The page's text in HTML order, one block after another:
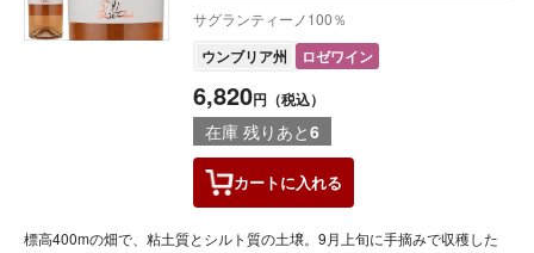
サグランティーノ100％
ウンブリア州 ロゼワイン
6,820円（税込）
在庫 残りあと6
カートに入れる
標高400mの畑で、粘土質とシルト質の土壌。9月上旬に手摘みで収穫した